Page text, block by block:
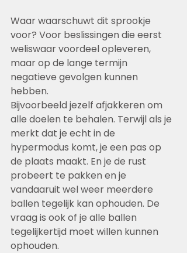
Waar waarschuwt dit sprookje
voor? Voor beslissingen die eerst
weliswaar voordeel opleveren,
maar op de lange termijn
negatieve gevolgen kunnen
hebben.
Bijvoorbeeld jezelf afjakkeren om
alle doelen te behalen. Terwijl als je
merkt dat je echt in de
hypermodus komt, je een pas op
de plaats maakt. En je de rust
probeert te pakken en je
vandaaruit wel weer meerdere
ballen tegelijk kan ophouden. De
vraag is ook of je alle ballen
tegelijkertijd moet willen kunnen
ophouden.